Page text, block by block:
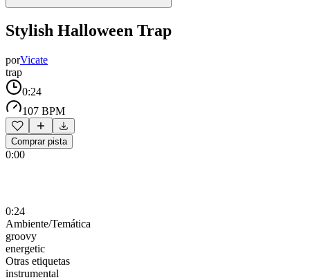
Stylish Halloween Trap
porVicate
trap
0:24
107 BPM
Comprar pista
0:00
0:24
Ambiente/Temática
groovy
energetic
Otras etiquetas
instrumental